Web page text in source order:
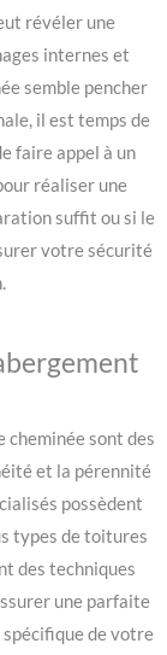
révéler une
internes et
semble pencher
il est temps de
faire appel à un
réaliser une
suffit ou si le
votre sécurité
cheminée sont des
et la pérennité
possèdent
types de toitures
des techniques
une parfaite
de votre